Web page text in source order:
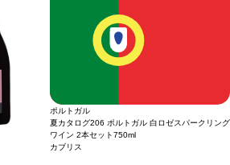
ポルトガル
夏カタログ206 ポルトガル 白ロゼスパークリング
ワイン 2本セット750ml
カブリス